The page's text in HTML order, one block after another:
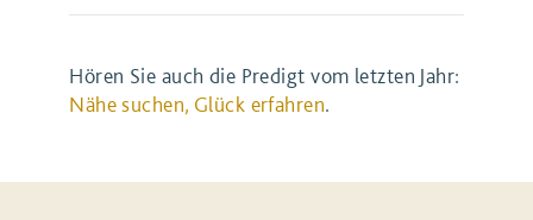
Hören Sie auch die Predigt vom letzten Jahr:
Nähe suchen, Glück erfahren.